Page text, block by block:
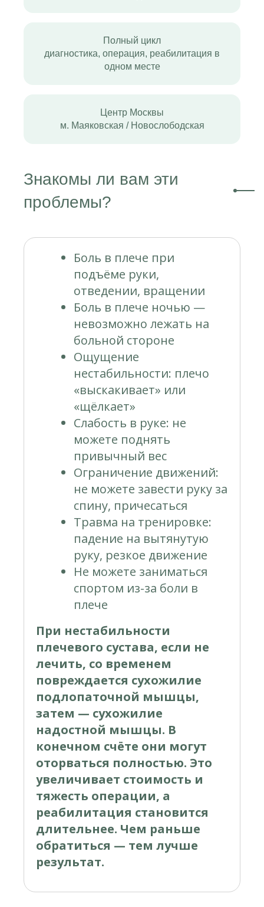
Полный цикл
диагностика, операция, реабилитация в
одном месте
Центр Москвы
м. Маяковская / Новослободская
Знакомы ли вам эти
проблемы?
Боль в плече при
подъёме руки,
отведении, вращении
Боль в плече ночью —
невозможно лежать на
больной стороне
Ощущение
нестабильности: плечо
«выскакивает» или
«щёлкает»
Слабость в руке: не
можете поднять
привычный вес
Ограничение движений:
не можете завести руку за
спину, причесаться
Травма на тренировке:
падение на вытянутую
руку, резкое движение
Не можете заниматься
спортом из-за боли в
плече
При нестабильности
плечевого сустава, если не
лечить, со временем
повреждается сухожилие
подлопаточной мышцы,
затем — сухожилие
надостной мышцы. В
конечном счёте они могут
оторваться полностью. Это
увеличивает стоимость и
тяжесть операции, а
реабилитация становится
длительнее. Чем раньше
обратиться — тем лучше
результат.